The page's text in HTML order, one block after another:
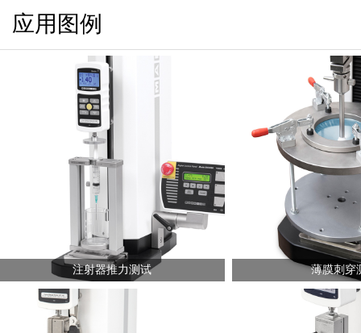
应用图例
注射器推力测试 薄膜刺穿